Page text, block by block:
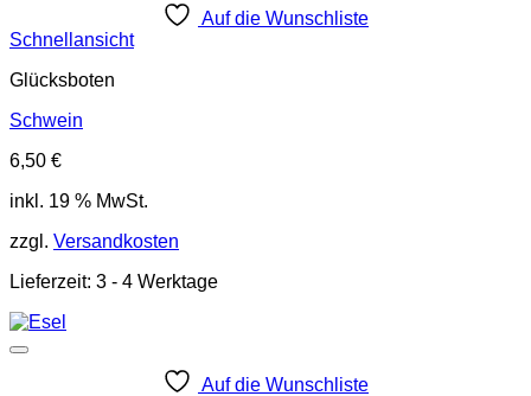
Auf die Wunschliste
Schnellansicht
Glücksboten
Schwein
6,50 €
inkl. 19 % MwSt.
zzgl. Versandkosten
Lieferzeit: 3 - 4 Werktage
Auf die Wunschliste